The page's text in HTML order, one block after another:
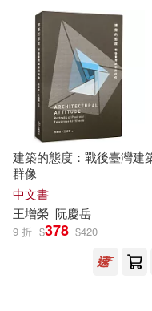
呂欽文(1)
夏瑞紅(1)
小野(1)
廖鴻基(1)
彭康隆(1)
曾旭正(1)
出版社 (可複選)
聯合文學(8)
印刻(6)
典
愛播聽書FM(3)
印刻文學生活雜
配送方式 (可複選)
建築的態度：戰後臺灣建
群像
中文書
王增榮 阮慶岳
9 折 $378 $420